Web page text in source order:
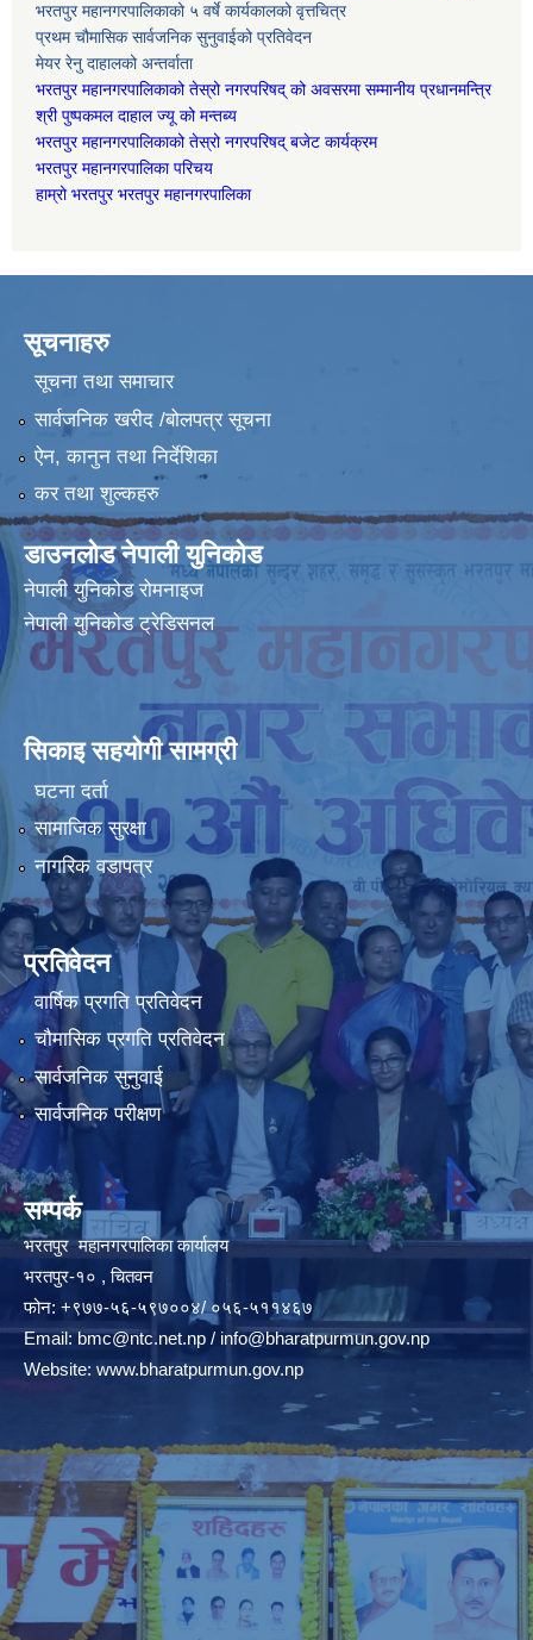
भरतपुर महानगरपालिकाको ५ वर्षे कार्यकालको वृत्तचित्र
प्रथम चौमासिक सार्वजनिक सुनुवाईको प्रतिवेदन
मेयर रेनु दाहालको अन्तर्वाता
भरतपुर महानगरपालिकाको तेस्रो नगरपरिषद् को अवसरमा सम्मानीय प्रधानमन्त्रि
श्री पुष्पकमल दाहाल ज्यू को मन्तब्य
भरतपुर महानगरपालिकाको तेस्रो नगरपरिषद् बजेट कार्यक्रम
भरतपुर महानगरपालिका परिचय
हाम्रो भरतपुर भरतपुर महानगरपालिका
सूचनाहरु
सूचना तथा समाचार
सार्वजनिक खरीद /बोलपत्र सूचना
ऐन, कानुन तथा निर्देशिका
कर तथा शुल्कहरु
डाउनलोड नेपाली युनिकोड
नेपाली युनिकोड रोमनाइज
नेपाली युनिकोड ट्रेडिसनल
सिकाइ सहयोगी सामग्री
घटना दर्ता
सामाजिक सुरक्षा
नागरिक वडापत्र
प्रतिवेदन
वार्षिक प्रगति प्रतिवेदन
चौमासिक प्रगति प्रतिवेदन
सार्वजनिक सुनुवाई
सार्वजनिक परीक्षण
सम्पर्क
भरतपुर महानगरपालिका कार्यालय
भरतपुर-१० , चितवन
फोन: +९७७-५६-५९७००४/ ०५६-५११४६७
Email:bmc@ntc.net.np / info@bharatpurmun.gov.np
Website: www.bharatpurmun.gov.np